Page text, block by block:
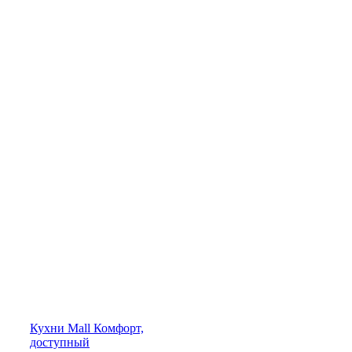
Кухни Mall Комфорт,
доступный